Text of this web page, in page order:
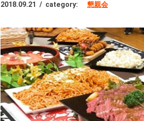
2018.09.21 / category: 懇親会